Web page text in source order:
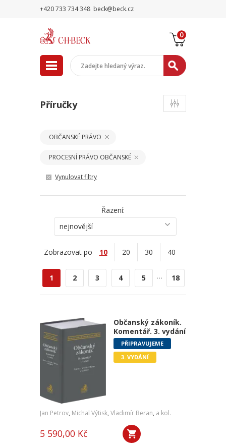
+420 733 734 348 beck@beck.cz
0
Příručky
OBČANSKÉ PRÁVO
PROCESNÍ PRÁVO OBČANSKÉ
Vynulovat filtry
Řazení:
nejnovější
Zobrazovat po 10 20 30 40
1 2 3 4 5 ... 18
Občanský zákoník.
Komentář. 3. vydání
PŘIPRAVUJEME
3. VYDÁNÍ
Jan Petrov, Michal Výtisk, Vladimír Beran, a kol.
5 590,00 Kč